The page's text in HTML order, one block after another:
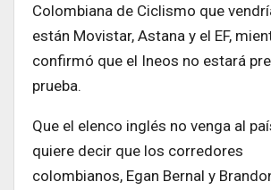
Colombiana de Ciclismo que
están Movistar, Astana y el EF,
confirmó que el Ineos no estará
prueba.
Que el elenco inglés no venga al
quiere decir que los corredores
colombianos, Egan Bernal y